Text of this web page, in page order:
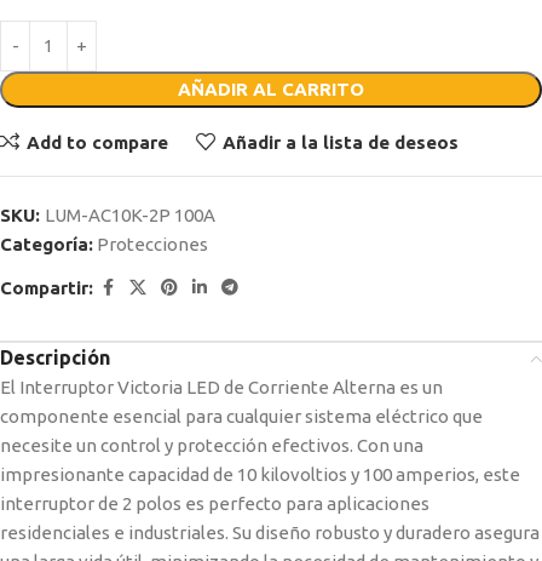
AÑADIR AL CARRITO
Add to compare Añadir a la lista de deseos
SKU: LUM-AC10K-2P 100A
Categoría: Protecciones
Compartir:
Descripción
El Interruptor Victoria LED de Corriente Alterna es un
componente esencial para cualquier sistema eléctrico que
necesite un control y protección efectivos. Con una
impresionante capacidad de 10 kilovoltios y 100 amperios, este
interruptor de 2 polos es perfecto para aplicaciones
residenciales e industriales. Su diseño robusto y duradero asegura